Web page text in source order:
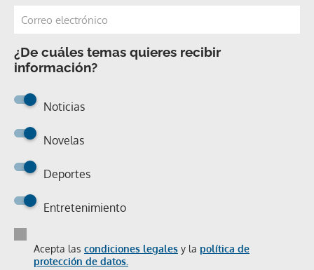
¿De cuáles temas quieres recibir
información?
Noticias
Novelas
Deportes
Entretenimiento
Acepta las condiciones legales y la política de
protección de datos.